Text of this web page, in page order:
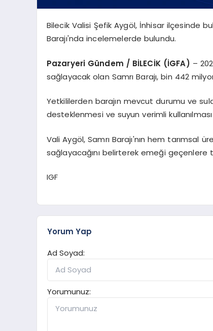
Bilecik Valisi Şefik Aygöl, İnhisar ilçesinde
Barajı'nda incelemelerde bulundu.
Pazaryeri Gündem / BİLECİK (İGFA) –
sağlayacak olan Samrı Barajı, bin 442
Yetkililerden barajın mevcut durumu ve
desteklenmesi ve suyun verimli
Vali Aygöl, Samrı Barajı'nın hem tarımsal
sağlayacağını belirterek emeği geçenlere
IGF
Yorum Yap
Ad Soyad:
Yorumunuz: